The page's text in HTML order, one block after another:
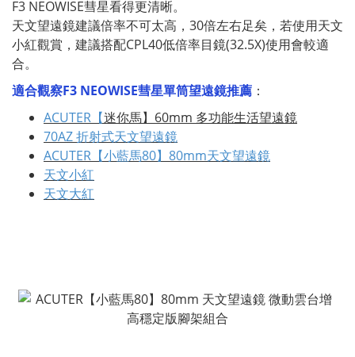
F3 NEOWISE彗星看得更清晰。
天文望遠鏡建議倍率不可太高，30倍左右足矣，若使用天文
小紅觀賞，建議搭配CPL40低倍率目鏡(32.5X)使用會較適
合。
適合觀察F3 NEOWISE彗星單筒望遠鏡推薦 ：
ACUTER【迷你馬】60mm 多功能生活望遠鏡
70AZ 折射式天文望遠鏡
ACUTER【小藍馬80】80mm天文望遠鏡
天文小紅
天文大紅